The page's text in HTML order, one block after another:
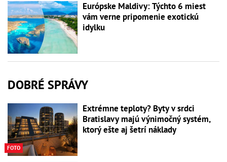
Európske Maldivy: Týchto 6 miest
vám verne pripomenie exotickú
idylku
DOBRÉ SPRÁVY
FOTO
Extrémne teploty? Byty v srdci
Bratislavy majú výnimočný systém,
ktorý ešte aj šetrí náklady